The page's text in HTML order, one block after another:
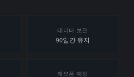
데이터 보관
90일간 유지
재오픈 예정